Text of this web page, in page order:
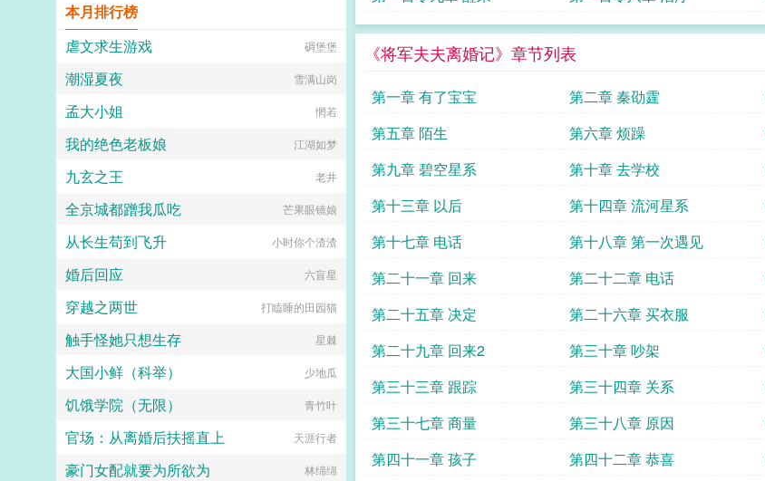
《将军夫夫离婚记》章节列表
第一章 有了宝宝 第二章 秦劭霆
第五章 陌生
第六章 烦躁
第九章 碧空星系
第十章 去学校
第十三章 以后
第十四章 流河星系
第十七章 电话
第十八章 第一次遇见
第二十一章 回来
第二十二章 电话
第二十五章 决定
第二十六章 买衣服
第二十九章 回来2
第三十章 吵架
第三十三章 跟踪
第三十四章 关系
第三十七章 商量
第三十八章 原因
第四十一章 孩子
第四十二章 恭喜
个小青铜求带，见这个小青铜喊了大
半天都没人理她，于是他便决定大发
善心带一带这个小青铜。直到某一
神，进可攻退可守，能输出能辅助江
场景二秦书在高端局狗粮吃多了，也
开了个小号，结果还真的让她找到可
天带她躺赢的国服野王摇身一变，成
师父，没想到是前男友，秦书整个人
个王者～本书又名大神是我前男友
介不喜欢先别着急走鸭，可以点开看
本月排行榜
虐文求生游戏
碉堡堡
潮湿夏夜 雪满山岗
孟大小姐 惘若
我的绝色老板娘 江湖如梦
九玄之王 老井
全京城都蹭我瓜吃 芒果眼镜娘
从长生苟到飞升 小时你个渣渣
婚后回应 六盲星
穿越之两世 打瞌睡的田园猫
触手怪她只想生存 星棘
大国小鲜（科举） 少地瓜
饥饿学院（无限） 青竹叶
官场：从离婚后扶摇直上 天涯行者
豪门女配就要为所欲为 林绵绵